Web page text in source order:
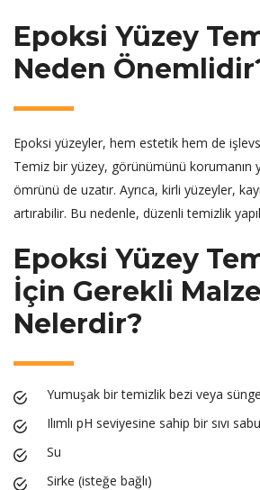
Epoksi Yüzey
Neden
Epoksi yüzeyler, hem estetik hem de
Temiz bir yüzey, görünümünü korumanın
ömrünü de uzatır. Ayrıca, kirli yüzeyler,
artırabilir. Bu nedenle, düzenli temizlik
Epoksi Yüzey
İçin Gerekli
Nelerdir?
Yumuşak bir temizlik bezi veya
Ilımlı pH seviyesine sahip bir sıvı
Su
Sirke (isteğe bağlı)